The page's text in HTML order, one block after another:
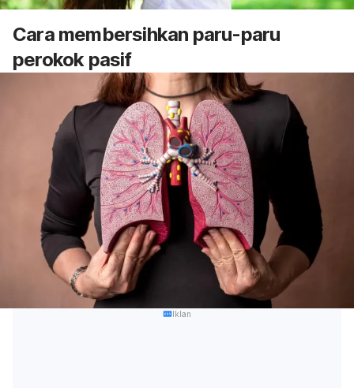
Cara membersihkan paru-paru
perokok pasif
Iklan